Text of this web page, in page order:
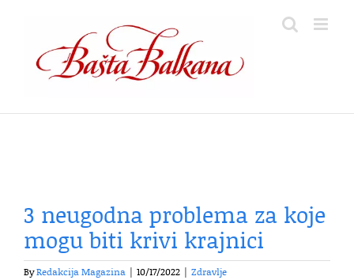
content
3 neugodna problema za koje
mogu biti krivi krajnici
ByRedakcija Magazina 10/17/2022 Zdravlje